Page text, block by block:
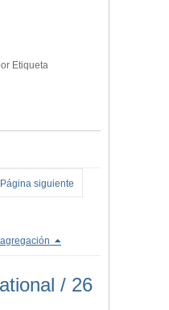
Etiqueta
Página siguiente
/ 26